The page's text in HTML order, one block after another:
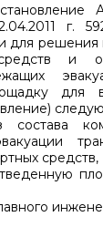
г.
для решения
и
для
состава